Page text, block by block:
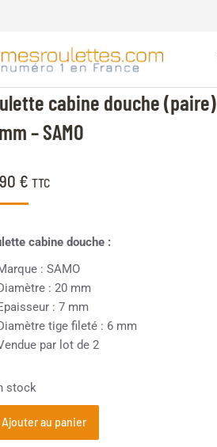
cabine douche (paire)
– SAMO
€ TTC
cabine douche :
: SAMO
: 20 mm
: 7 mm
tige fileté : 6 mm
par lot de 2
stock
Ajouter au panier